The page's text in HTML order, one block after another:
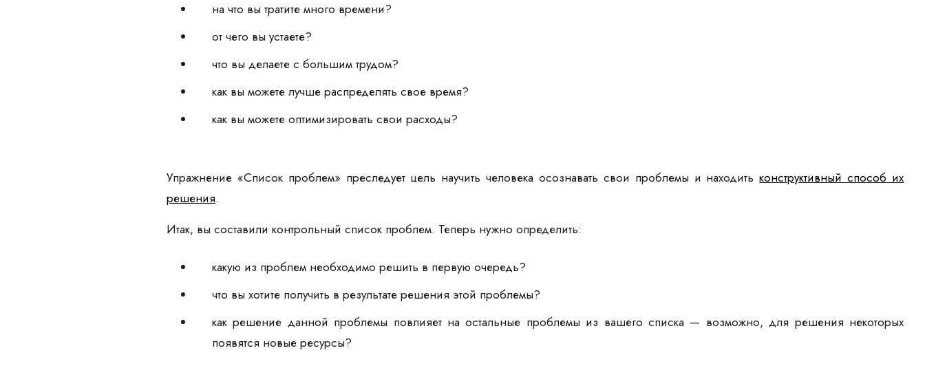
на что вы тратите много времени?
от чего вы устаете?
что вы делаете с большим трудом?
как вы можете лучше распределять свое время?
как вы можете оптимизировать свои расходы?
Упражнение «Список проблем» преследует цель научить человека осознавать свои проблемы и находитьконструктивный способ их
решения.
Итак, вы составили контрольный список проблем. Теперь нужно определить:
какую из проблем необходимо решить в первую очередь?
что вы хотите получить в результате решения этой проблемы?
как решение данной проблемы повлияет на остальные проблемы из вашего списка — возможно, для решения некоторых
появятся новые ресурсы?